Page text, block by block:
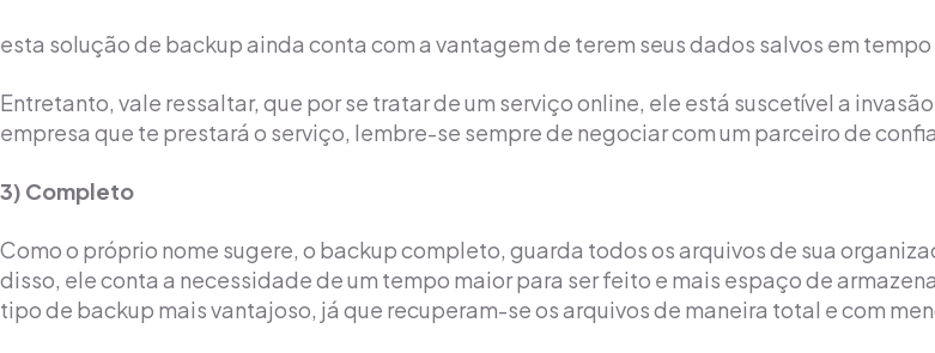
esta solução de backup ainda conta com a vantagem de terem seus dados salvos em tempo
Entretanto, vale ressaltar, que por se tratar de um serviço online, ele está suscetível a
empresa que te prestará o serviço, lembre-se sempre de negociar com um parceiro de
3) Completo
Como o próprio nome sugere, o backup completo, guarda todos os arquivos de sua
disso, ele conta a necessidade de um tempo maior para ser feito e mais espaço de
tipo de backup mais vantajoso, já que recuperam-se os arquivos de maneira total e com